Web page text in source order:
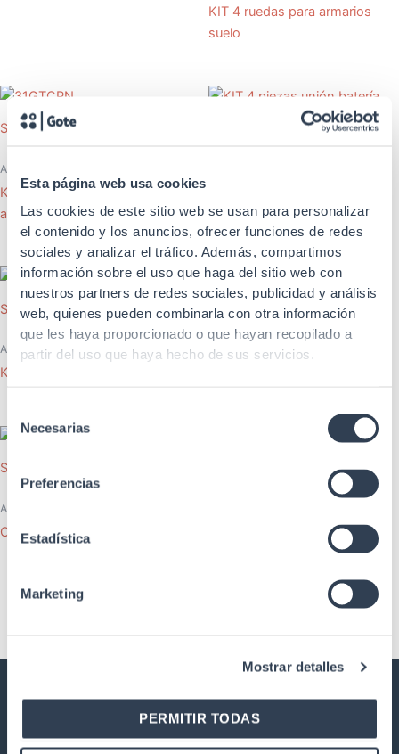
Esta página web usa cookies
Las cookies de este sitio web se usan para personalizar
el contenido y los anuncios, ofrecer funciones de redes
sociales y analizar el tráfico. Además, compartimos
información sobre el uso que haga del sitio web con
nuestros partners de redes sociales, publicidad y análisis
web, quienes pueden combinarla con otra información
que les haya proporcionado o que hayan recopilado a
partir del uso que haya hecho de sus servicios.
de Necesarias
Preferencias
Estadística
Marketing
Mostrar detalles
PERMITIR TODAS
KIT 4 ruedas para armarios
suelo
SKU: 31GTCPN
Accesorios Rack
KIT 4 pies de nivelación para
armarios suelo
KIT 4 piezas unión batería, M5
SKU: 31GTBGJ
Accesorios Rack
KIT 4 piezas unión batería
SKU: 31GTCJ4
Accesorios Rack
SKU: 31GTCJ2
Accesorios Rack
Cajon de seguridad 19”, 2U
GTLAN SOLUCIONES EN
TELECOMUNICACIONES